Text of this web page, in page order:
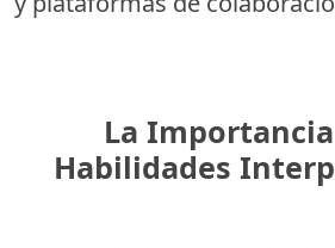
La
Habilidades